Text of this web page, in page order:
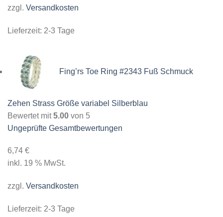
zzgl. Versandkosten
Lieferzeit: 2-3 Tage
Fing’rs Toe Ring #2343 Fuß Schmuck
Zehen Strass Größe variabel Silberblau
Bewertet mit5.00 von 5
Ungeprüfte Gesamtbewertungen
6,74 €
inkl. 19 % MwSt.
zzgl. Versandkosten
Lieferzeit: 2-3 Tage